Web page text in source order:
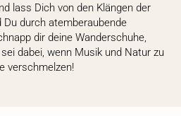
lass Dich von den Klängen der
Du durch atemberaubende
dir deine Wanderschuhe,
dabei, wenn Musik und Natur zu
verschmelzen!